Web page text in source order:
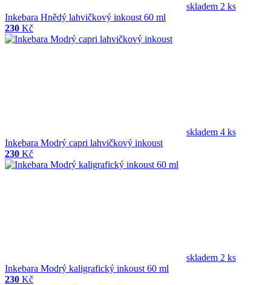
skladem 2 ks
Inkebara Hnědý lahvičkový inkoust 60 ml
230 Kč
skladem 4 ks
Inkebara Modrý capri lahvičkový inkoust
230 Kč
skladem 2 ks
Inkebara Modrý kaligrafický inkoust 60 ml
230 Kč